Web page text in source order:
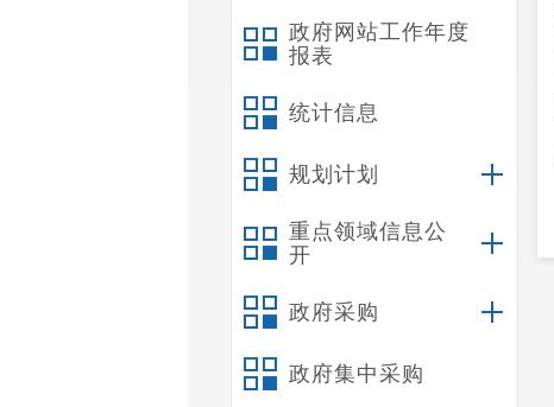
政府网站工作年度
报表
统计信息
规划计划
重点领域信息公
开
政府采购
政府集中采购